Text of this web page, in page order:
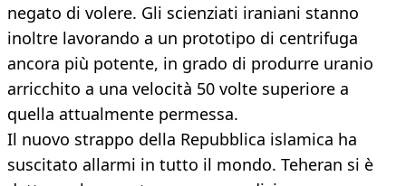
negato di volere. Gli scienziati iraniani stanno
inoltre lavorando a un prototipo di centrifuga
ancora più potente, in grado di produrre uranio
arricchito a una velocità 50 volte superiore a
quella attualmente permessa.
Il nuovo strappo della Repubblica islamica ha
suscitato allarmi in tutto il mondo. Teheran si è